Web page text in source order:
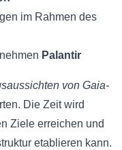
im Rahmen des
Palantir
von Gaia-
Die Zeit wird
Ziele erreichen und
etablieren kann.